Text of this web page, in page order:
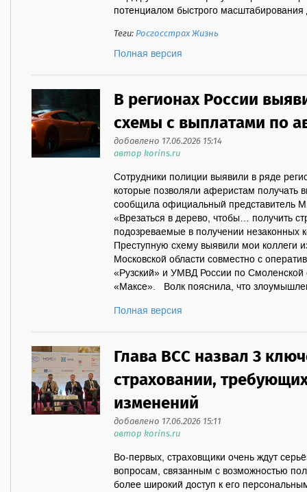
потенциалом быстрого
Теги:Росгосстрах Жизнь
Полная версия
В регионах России
схемы с выплатами по
добавлено 17.06.2026 15:14
автор korins.ru
Сотрудники полиции выявили в ряде
которые позволяли аферистам получать
сообщила официальный представитель
«Врезаться в дерево, чтобы… получить
подозреваемые в получении незаконных
Преступную схему выявили мои коллеги
Московской области совместно с
«Рузский» и УМВД России по
«Максе». Волк пояснила, что
Полная версия
Глава ВСС назвал 3
страховании,
изменений
добавлено 17.06.2026 15:11
автор korins.ru
Во-первых, страховщики очень ждут
вопросам, связанным с возможностью
более широкий доступ к его